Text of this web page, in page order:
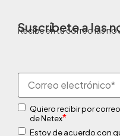
Suscríbete a las
Recibe en tu correo las
Quiero recibir por
de Netex*
Estoy de acuerdo con